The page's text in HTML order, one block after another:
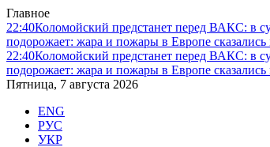
Главное
22:40Коломойский предстанет перед ВАКС: в
подорожает: жара и пожары в Европе сказались
22:40Коломойский предстанет перед ВАКС: в
подорожает: жара и пожары в Европе сказались
Пятница, 7 августа 2026
ENG
РУС
УКР